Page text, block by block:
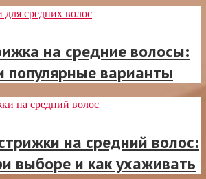
на средние волосы:
популярные варианты
на средний волос:
выборе и как ухаживать